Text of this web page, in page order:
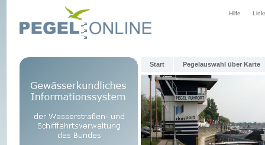
Hilfe
Start Pegelauswahl über Karte